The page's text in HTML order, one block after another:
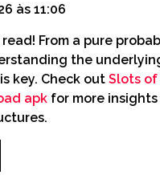
às 11:06
From a pure
the
key. Check out Slots of
apk for more insights